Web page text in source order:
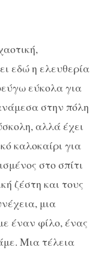
εδώ η ελευθερία
εύκολα για
στην πόλη
αλλά έχει
καλοκαίρι για
στο σπίτι
ζέστη και τους
μια
έναν φίλο, ένας
Μια τέλεια